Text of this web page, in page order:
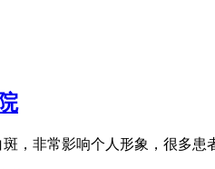
，非常影响个人形象，很多